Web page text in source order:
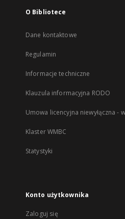
O Bibliotece
Dane kontaktowe
Regulamin
Informacje techniczne
Klauzula informacyjna RODO
Umowa licencyjna niewyłączna -
Klaster WMBC
Statystyki
Konto użytkownika
Zaloguj się